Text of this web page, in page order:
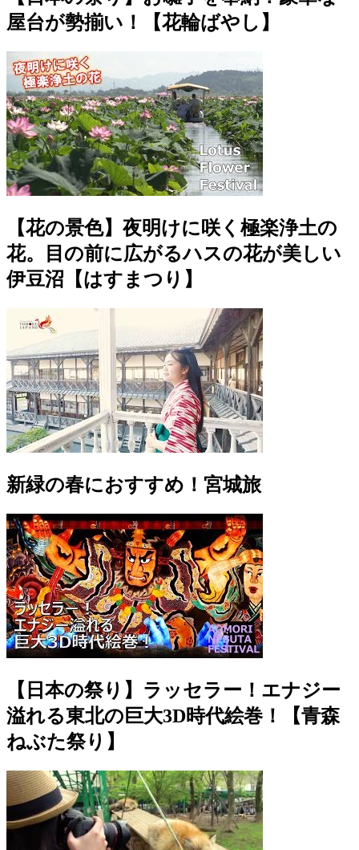
屋台が勢揃い！【花輪ばやし】
【花の景色】夜明けに咲く極楽浄土の
花。目の前に広がるハスの花が美しい
伊豆沼【はすまつり】
新緑の春におすすめ！宮城旅
【日本の祭り】ラッセラー！エナジー
溢れる東北の巨大3D時代絵巻！【青森
ねぶた祭り】